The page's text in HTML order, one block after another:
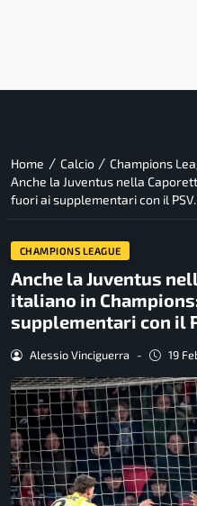
Home / Calcio / Champions
Anche la Juventus nella
fuori ai supplementari con il
CHAMPIONS LEAGUE
Anche la Juventus
italiano in
supplementari con il
Alessio Vinciguerra - 19